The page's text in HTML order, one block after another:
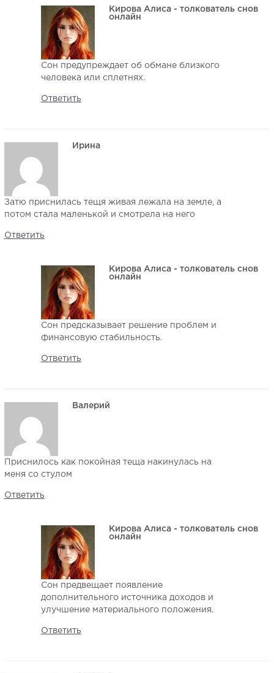
Кирова Алиса - толкователь снов
онлайн
Сон предупреждает об обмане близкого
человека или сплетнях.
Ответить
Ирина
Затю приснилась тещя живая лежала на земле, а
потом стала маленькой и смотрела на него
Ответить
Кирова Алиса - толкователь снов
онлайн
Сон предсказывает решение проблем и
финансовую стабильность.
Ответить
Валерий
Приснилось как покойная теща накинулась на
меня со стулом
Ответить
Кирова Алиса - толкователь снов
онлайн
Сон предвещает появление
дополнительного источника доходов и
улучшение материального положения.
Ответить